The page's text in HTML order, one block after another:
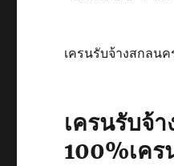
เครนรับจ้างสกลนค
เครนรับ
100%เค